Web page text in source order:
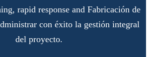
rapid response and Fabricación de
con éxito la gestión integral
del proyecto.